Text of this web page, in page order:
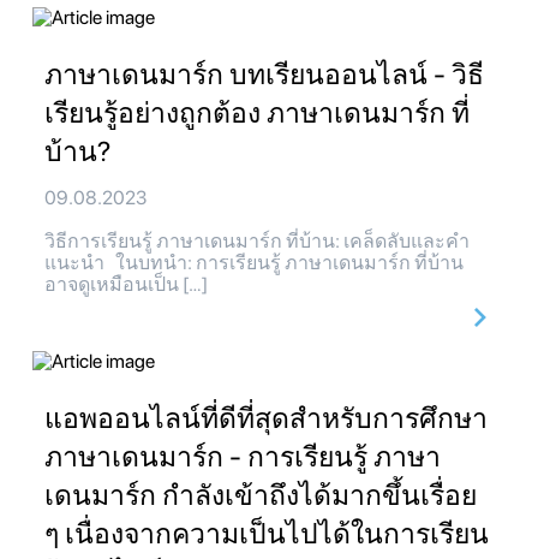
ภาษาเดนมาร์ก บทเรียนออนไลน์ - วิธี
เรียนรู้อย่างถูกต้อง ภาษาเดนมาร์ก ที่
บ้าน?
09.08.2023
วิธีการเรียนรู้ ภาษาเดนมาร์ก ที่บ้าน: เคล็ดลับและคำ
แนะนำ ในบทนำ: การเรียนรู้ ภาษาเดนมาร์ก ที่บ้าน
อาจดูเหมือนเป็น […]
แอพออนไลน์ที่ดีที่สุดสำหรับการศึกษา
ภาษาเดนมาร์ก - การเรียนรู้ ภาษา
เดนมาร์ก กำลังเข้าถึงได้มากขึ้นเรื่อย
ๆ เนื่องจากความเป็นไปได้ในการเรียน